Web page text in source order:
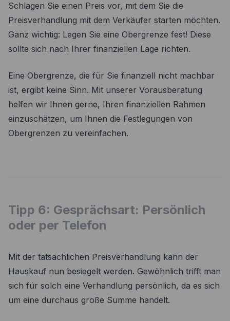
Schlagen Sie einen Preis vor, mit dem Sie die
Preisverhandlung mit dem Verkäufer starten möchten.
Ganz wichtig: Legen Sie eine Obergrenze fest! Diese
sollte sich nach Ihrer finanziellen Lage richten.
Eine Obergrenze, die für Sie finanziell nicht machbar
ist, ergibt keine Sinn. Mit unserer Vorausberatung
helfen wir Ihnen gerne, Ihren finanziellen Rahmen
einzuschätzen, um Ihnen die Festlegungen von
Obergrenzen zu vereinfachen.
Tipp 6: Gesprächsart: Persönlich
oder per Telefon
Mit der tatsächlichen Preisverhandlung kann der
Hauskauf nun besiegelt werden. Gewöhnlich trifft man
sich für solch eine Verhandlung persönlich, da es sich
um eine durchaus große Summe handelt.